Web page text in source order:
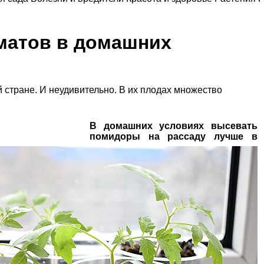
в домашних
И неудивительно. В их плодах множество
В домашних условиях высевать
помидоры на рассаду лучше в